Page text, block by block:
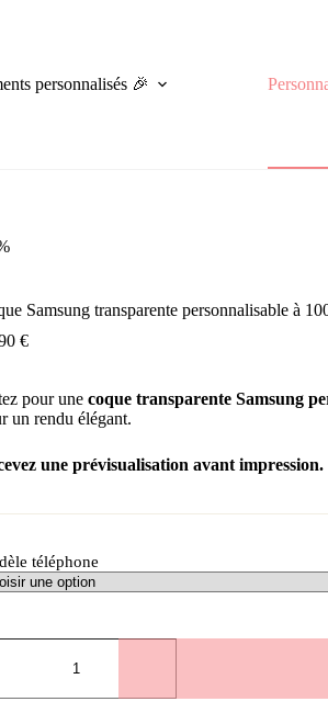
personnalisés 🎉
Samsung transparente personnalisable à
€
pour une coque transparente Samsung
un rendu élégant.
une prévisualisation avant impression.
téléphone